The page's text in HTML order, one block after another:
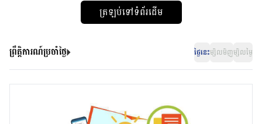
ត្រឡប់ទៅទំព័រដើម
ព្រឹត្តិការណ៍ប្រចាំថ្ងៃ ថ្ងៃនេះម្សិលមិញម្សិលម្ងៃ